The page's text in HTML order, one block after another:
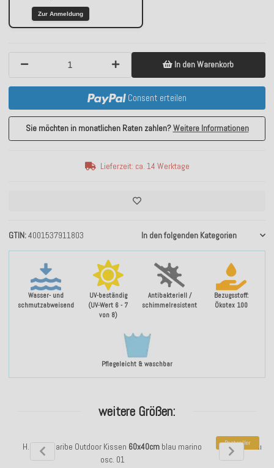
Wasser- und
schmutzabweisend
UV-beständig
(UV-Wert 6 - 7
von 8)
Antibakteriell /
schimmelresistent
Bezugsstoff:
Ökotex 100
Pflegeleicht & waschbar
GTIN 4001537911803 In den folgenden Kategorien
Zur Anmeldung
In den Warenkorb
Consent erteilen
Sie möchten in monatlichen Raten zahlen?Weitere Informationen
Lieferzeit: ca. 14 Werktage
weitere Größen:
H.O.C.K. Caribe Outdoor Kissen 60x40cm blau marino
osc. 01
Bestseller
H.O.C.K.